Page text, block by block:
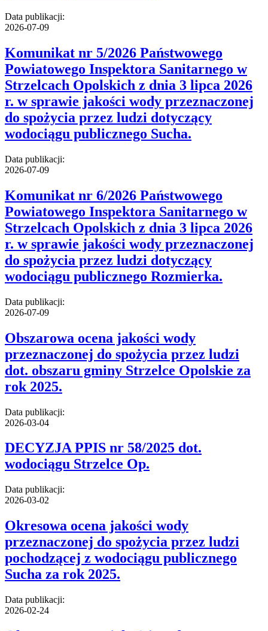
Data publikacji:
2026-07-09
Komunikat nr 5/2026 Państwowego
Powiatowego Inspektora Sanitarnego w
Strzelcach Opolskich z dnia 3 lipca 2026
r. w sprawie jakości wody przeznaczonej
do spożycia przez ludzi dotyczący
wodociągu publicznego Sucha.
Data publikacji:
2026-07-09
Komunikat nr 6/2026 Państwowego
Powiatowego Inspektora Sanitarnego w
Strzelcach Opolskich z dnia 3 lipca 2026
r. w sprawie jakości wody przeznaczonej
do spożycia przez ludzi dotyczący
wodociągu publicznego Rozmierka.
Data publikacji:
2026-07-09
Obszarowa ocena jakości wody
przeznaczonej do spożycia przez ludzi
dot. obszaru gminy Strzelce Opolskie za
rok 2025.
Data publikacji:
2026-03-04
DECYZJA PPIS nr 58/2025 dot.
wodociągu Strzelce Op.
Data publikacji:
2026-03-02
Okresowa ocena jakości wody
przeznaczonej do spożycia przez ludzi
pochodzącej z wodociągu publicznego
Sucha za rok 2025.
Data publikacji:
2026-02-24